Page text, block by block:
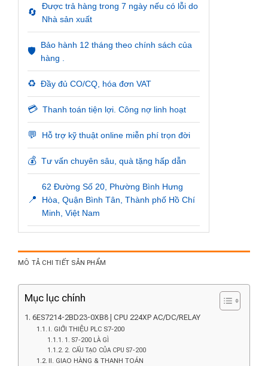
🔄
Được trả hàng trong 7 ngày nếu có lỗi do
Nhà sản xuất
🛡️
Bảo hành 12 tháng theo chính sách của
hàng .
♻️ Đầy đủ CO/CQ, hóa đơn VAT
💳 Thanh toán tiện lợi. Công nợ linh hoạt
💬 Hỗ trợ kỹ thuật online miễn phí trọn đời
💰 Tư vấn chuyên sâu, quà tặng hấp dẫn
📍
62 Đường Số 20, Phường Bình Hưng
Hòa, Quận Bình Tân, Thành phố Hồ Chí
Minh, Việt Nam
MÔ TẢ CHI TIẾT SẢN PHẨM
Mục lục chính
6ES7214-2BD23-0XB8 | CPU 224XP AC/DC/RELAY
I. GIỚI THIỆU PLC S7-200
1. S7-200 LÀ GÌ
2. CẤU TẠO CỦA CPU S7-200
II. GIAO HÀNG & THANH TOÁN